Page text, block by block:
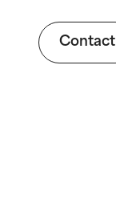
Contact